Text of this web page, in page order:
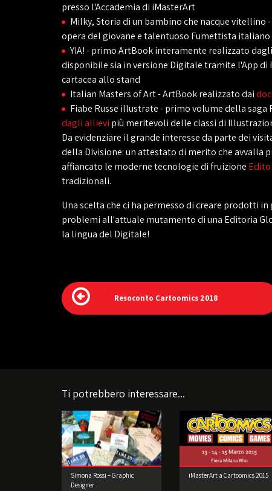
presso l'Accademia di iMasterArt
Milky, Storia di un bambino che nacque
opera del giovane e talentuoso Fumettista italiano
YIA! - primo ArtBook interamente realizzato
disponibile sia in versione Digitale tramite l'App di I
cartacea allo stand
Italian Masters of Art - ArtBook realizzato dai
Fiabe Russe illustrate - primo volume della saga
dagli allievi più meritevoli delle classi di
Da evidenziare il grande interesse da parte dei
della Divisione: un attestato di merito che avvalla
affiancato le moderne tecnologie di fruizione
tradizionali.
Una scelta che ci ha permesso di creare prodotti
problemi all'attuale mutamento di una Editoria
la lingua del Digitale!
Resoconto Cartoomics 2018
Ti potrebbero interessare...
Simona Rossi – Graphic
Designer
iMasterArt a Cartoomics 2015